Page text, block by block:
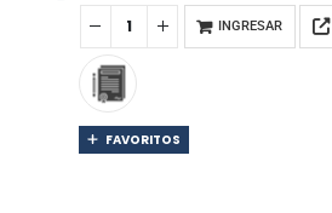
INGRESAR
FAVORITOS